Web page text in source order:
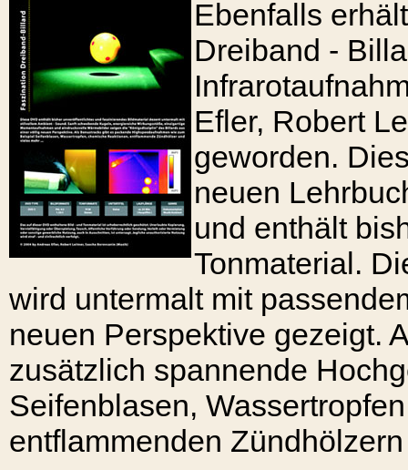
Ebenfalls
Dreiband -
Efler, Robert
geworden.
neuen
und enthält
Tonmaterial.
wird untermalt mit
neuen Perspektive gezeigt.
zusätzlich spannende
Seifenblasen,
entflammenden